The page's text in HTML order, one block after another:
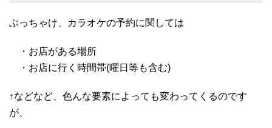
ぶっちゃけ、カラオケの予約に関しては
・お店がある場所
・お店に行く時間帯(曜日等も含む)
↑などなど、色んな要素によっても変わってくるのです
が、